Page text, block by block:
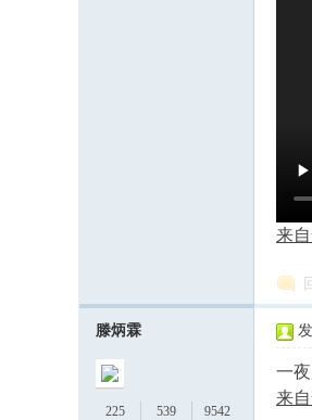
来
滕炳霖
225
539
9542
一
来